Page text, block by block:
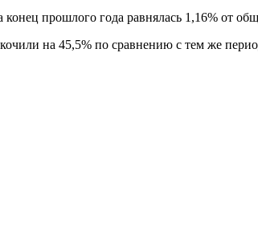
прошлого года равнялась 1,16% от
на 45,5% по сравнению с тем же